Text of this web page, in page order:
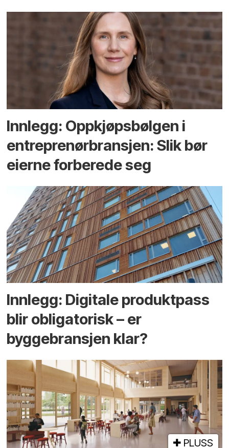
Innlegg: Oppkjøps­bølgen i
entreprenør­bransjen: Slik bør
eierne forberede seg
Innlegg: Digitale produktpass
blir obligatorisk – er
byggebransjen klar?
PLUSS